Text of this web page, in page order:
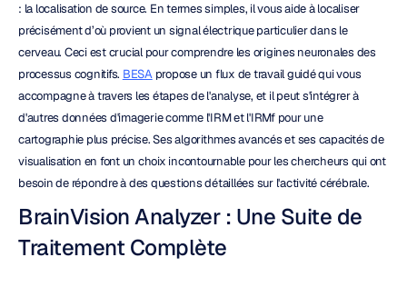
: la localisation de source. En termes simples, il vous aide à localiser
précisément d’où provient un signal électrique particulier dans le
cerveau. Ceci est crucial pour comprendre les origines neuronales des
processus cognitifs. BESA propose un flux de travail guidé qui vous
accompagne à travers les étapes de l'analyse, et il peut s'intégrer à
d'autres données d'imagerie comme l'IRM et l'IRMf pour une
cartographie plus précise. Ses algorithmes avancés et ses capacités de
visualisation en font un choix incontournable pour les chercheurs qui ont
besoin de répondre à des questions détaillées sur l'activité cérébrale.
BrainVision Analyzer : Une Suite de
Traitement Complète